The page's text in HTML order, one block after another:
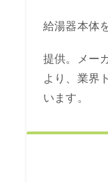
給湯器本体
提供。メー
より、業界
います。